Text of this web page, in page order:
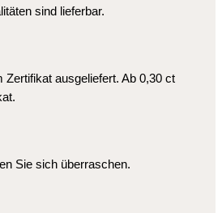
sind lieferbar.
Zertifikat ausgeliefert. Ab 0,30 ct
Sie sich überraschen.